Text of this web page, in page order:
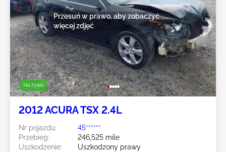
Na żywo
Przesuń w prawo, aby zobaczyć
więcej zdjęć
2012 ACURA TSX 2.4L
Nr pojazdu:
45******
Przebieg:
246,525 mile
Uszkodzenie:
Uszkodzony prawy